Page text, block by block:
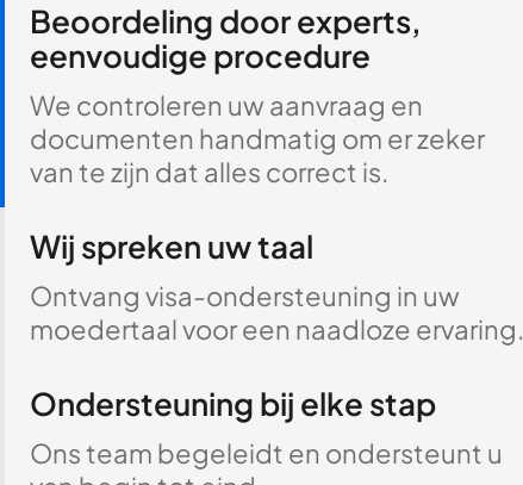
Beoordeling door experts,
eenvoudige procedure
We controleren uw aanvraag en
documenten handmatig om er zeker
van te zijn dat alles correct is.
Wij spreken uw taal
Ontvang visa-ondersteuning in uw
moedertaal voor een naadloze ervaring.
Ondersteuning bij elke stap
Ons team begeleidt en ondersteunt u